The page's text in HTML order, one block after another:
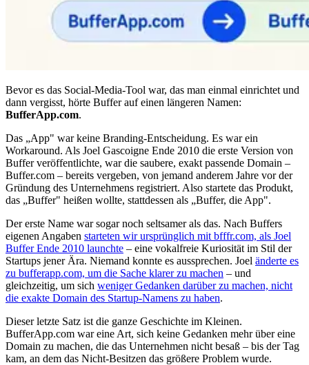
Bevor es das Social-Media-Tool war, das man einmal einrichtet und
dann vergisst, hörte Buffer auf einen längeren Namen:
BufferApp.com.
Das „App" war keine Branding-Entscheidung. Es war ein
Workaround. Als Joel Gascoigne Ende 2010 die erste Version von
Buffer veröffentlichte, war die saubere, exakt passende Domain –
Buffer.com – bereits vergeben, von jemand anderem Jahre vor der
Gründung des Unternehmens registriert. Also startete das Produkt,
das „Buffer" heißen wollte, stattdessen als „Buffer, die App".
Der erste Name war sogar noch seltsamer als das. Nach Buffers
eigenen Angaben starteten wir ursprünglich mit bfffr.com, als Joel
Buffer Ende 2010 launchte – eine vokalfreie Kuriosität im Stil der
Startups jener Ära. Niemand konnte es aussprechen. Joel änderte es
zu bufferapp.com, um die Sache klarer zu machen – und
gleichzeitig, um sich weniger Gedanken darüber zu machen, nicht
die exakte Domain des Startup-Namens zu haben.
Dieser letzte Satz ist die ganze Geschichte im Kleinen.
BufferApp.com war eine Art, sich keine Gedanken mehr über eine
Domain zu machen, die das Unternehmen nicht besaß – bis der Tag
kam, an dem das Nicht-Besitzen das größere Problem wurde.